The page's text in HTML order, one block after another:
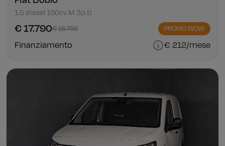
1.5 diesel 100cv M 3p.ti
€ 17.790€ 18.790 PROMO WOW
Finanziamento € 212/mese